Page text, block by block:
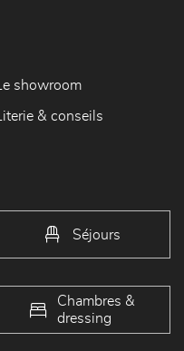
Le showroom
Literie & conseils
Séjours
Chambres &
dressing